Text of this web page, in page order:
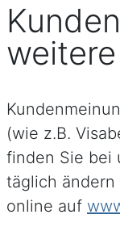
(wie z.B.
finden Sie bei
täglich
online auf